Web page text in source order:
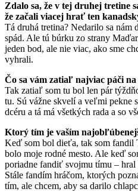
Zdalo sa, že v tej druhej tretine
že začali viacej hrať ten
Tá druhá tretina? Nedarilo sa
spád. Ale tú búrku zo strany
jeden bod, ale nie viac, ako sme
vyhrali.
Čo sa vám zatiaľ najviac páči
Tak zatiaľ som tu bol len pár
tu. Sú vážne skvelí a veľmi pekne
dcéru a tá má všetkých rada a so
Ktorý tím je vaším
Keď som bol dieťa, tak som fandil
bolo moje rodné mesto. Ale keď
poriadne fandiť svojmu tímu –
Stále fandím hráčom, ktorých
tím, ale chcem, aby sa darilo